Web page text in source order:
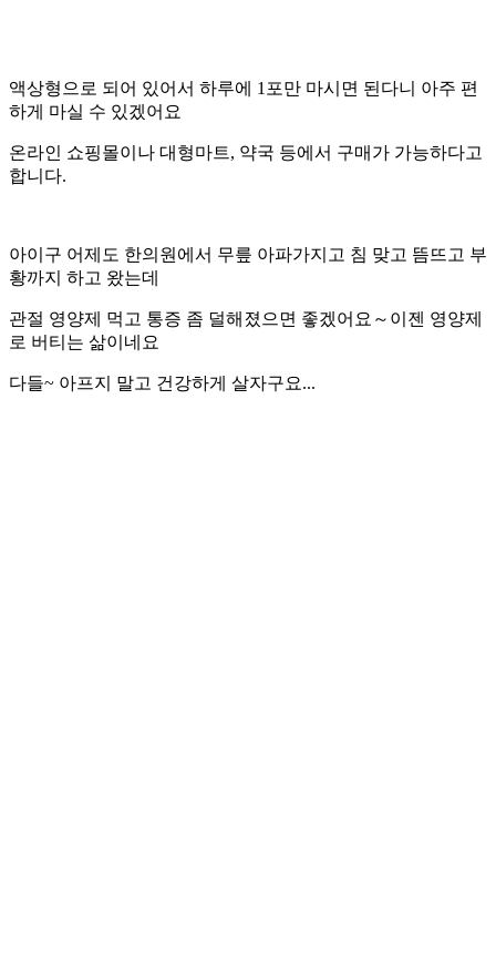
액상형으로 되어 있어서 하루에 1 포만 마시면 된다니 아주 편
하게 마실 수 있겠어요
온라인 쇼핑몰이나 대형마트, 약국 등에서 구매가 가능하다고
합니다.
아이구 어제도 한의원에서 무릎 아파가지고 침 맞고 뜸뜨고 부
황까지 하고 왔는데
관절 영양제 먹고 통증 좀 덜해졌으면 좋겠어요～이젠 영양제
로 버티는 삶이네요
다들~ 아프지 말고 건강하게 살자구요...